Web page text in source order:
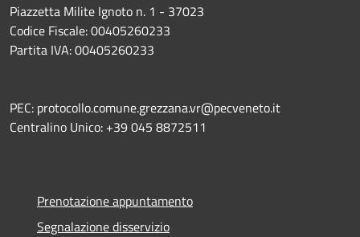
Piazzetta Milite Ignoto n. 1 - 37023
Codice Fiscale: 00405260233
Partita IVA: 00405260233
PEC: protocollo.comune.grezzana.vr@pecveneto.it
Centralino Unico: +39 045 8872511
Prenotazione appuntamento
Segnalazione disservizio